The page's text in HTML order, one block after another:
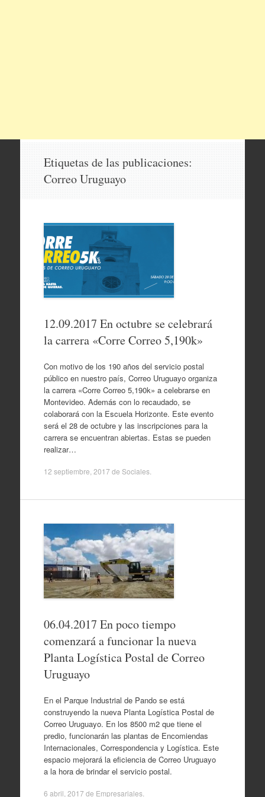
Etiquetas de las publicaciones:
Correo Uruguayo
12.09.2017 En octubre se celebrará
la carrera «Corre Correo 5,190k»
Con motivo de los 190 años del servicio postal
público en nuestro país, Correo Uruguayo organiza
la carrera «Corre Correo 5,190k» a celebrarse en
Montevideo. Además con lo recaudado, se
colaborará con la Escuela Horizonte. Este evento
será el 28 de octubre y las inscripciones para la
carrera se encuentran abiertas. Estas se pueden
realizar…
12 septiembre, 2017 de Sociales.
06.04.2017 En poco tiempo
comenzará a funcionar la nueva
Planta Logística Postal de Correo
Uruguayo
En el Parque Industrial de Pando se está
construyendo la nueva Planta Logística Postal de
Correo Uruguayo. En los 8500 m2 que tiene el
predio, funcionarán las plantas de Encomiendas
Internacionales, Correspondencia y Logística. Este
espacio mejorará la eficiencia de Correo Uruguayo
a la hora de brindar el servicio postal.
6 abril, 2017 de Empresariales.